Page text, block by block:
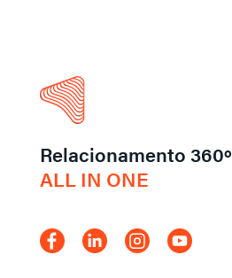
Relacionamento 360º
ALL IN ONE